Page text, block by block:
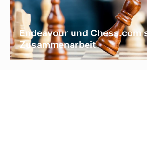
Endeavour und Chess.com
Zusammenarbeit